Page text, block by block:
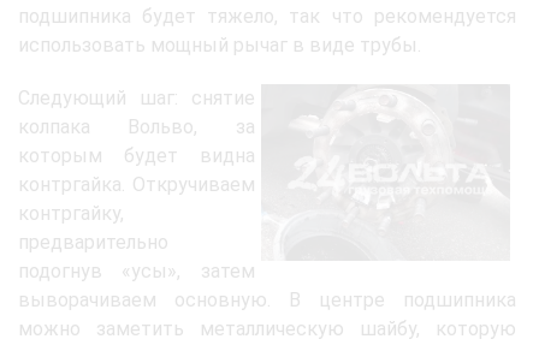
подшипника будет тяжело, так что рекомендуется
использовать мощный рычаг в виде трубы.
Следующий шаг: снятие
колпака Вольво, за
которым будет видна
контргайка. Откручиваем
контргайку,
предварительно
подогнув «усы», затем
выворачиваем основную. В центре подшипника
можно заметить металлическую шайбу, которую